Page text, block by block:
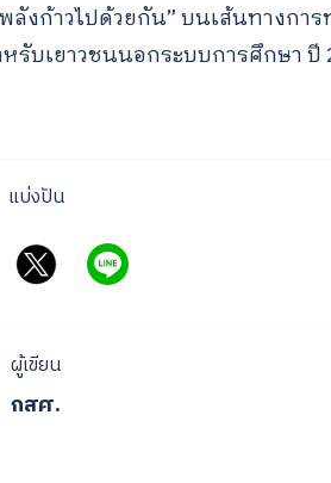
งก้าวไปด้วยกัน” บนเส้นทางกา
บเยาวชนนอกระบบการศึกษา ปี
แบ่งปัน
ผู้เขียน
กสศ.